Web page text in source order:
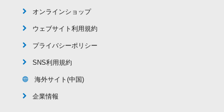
オンラインショップ
ウェブサイト利用規約
プライバシーポリシー
SNS利用規約
海外サイト(中国)
企業情報